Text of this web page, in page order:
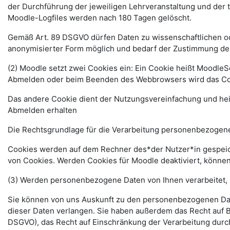
der Durchführung der jeweiligen Lehrveranstaltung und
Moodle-Logfiles werden nach 180 Tagen gelöscht.
Gemäß Art. 89 DSGVO dürfen Daten zu
anonymisierter Form möglich und bedarf der Zustimmung
(2) Moodle setzt zwei Cookies ein: Ein Cookie heißt
Abmelden oder beim Beenden des Webbrowsers wird das
Das andere Cookie dient der Nutzungsvereinfachung und
Abmelden erhalten
Die Rechtsgrundlage für die Verarbeitung
Cookies werden auf dem Rechner des*der Nutzer*in
von Cookies. Werden Cookies für Moodle deaktiviert,
(3) Werden personenbezogene Daten von Ihnen
Sie können von uns Auskunft zu den personenbezogenen
dieser Daten verlangen. Sie haben außerdem das Recht
DSGVO), das Recht auf Einschränkung der Verarbeitung